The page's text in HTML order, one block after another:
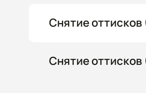
Снятие
Снятие